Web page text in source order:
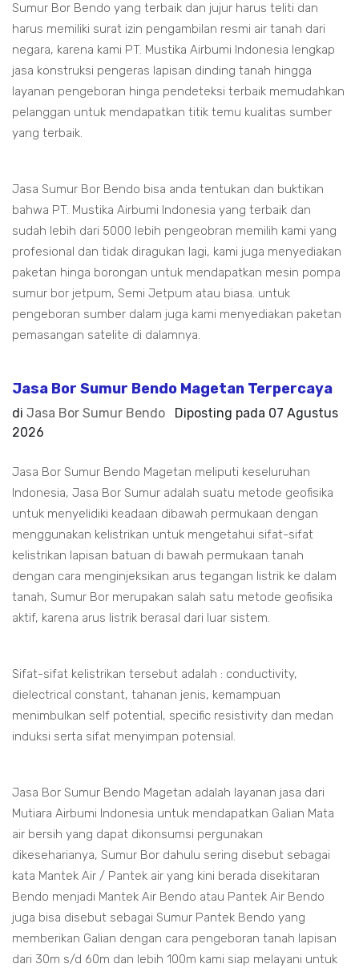
Sumur Bor Bendo yang terbaik dan jujur harus teliti dan
harus memiliki surat izin pengambilan resmi air tanah dari
negara, karena kami PT. Mustika Airbumi Indonesia lengkap
jasa konstruksi pengeras lapisan dinding tanah hingga
layanan pengeboran hinga pendeteksi terbaik memudahkan
pelanggan untuk mendapatkan titik temu kualitas sumber
yang terbaik.
Jasa Sumur Bor Bendo bisa anda tentukan dan buktikan
bahwa PT. Mustika Airbumi Indonesia yang terbaik dan
sudah lebih dari 5000 lebih pengeobran memilih kami yang
profesional dan tidak diragukan lagi, kami juga menyediakan
paketan hinga borongan untuk mendapatkan mesin pompa
sumur bor jetpum, Semi Jetpum atau biasa. untuk
pengeboran sumber dalam juga kami menyediakan paketan
pemasangan satelite di dalamnya.
Jasa Bor Sumur Bendo Magetan Terpercaya
di Jasa Bor Sumur Bendo Diposting pada 07 Agustus
2026
Jasa Bor Sumur Bendo Magetan meliputi keseluruhan
Indonesia, Jasa Bor Sumur adalah suatu metode geofisika
untuk menyelidiki keadaan dibawah permukaan dengan
menggunakan kelistrikan untuk mengetahui sifat-sifat
kelistrikan lapisan batuan di bawah permukaan tanah
dengan cara menginjeksikan arus tegangan listrik ke dalam
tanah, Sumur Bor merupakan salah satu metode geofisika
aktif, karena arus listrik berasal dari luar sistem.
Sifat-sifat kelistrikan tersebut adalah : conductivity,
dielectrical constant, tahanan jenis, kemampuan
menimbulkan self potential, specific resistivity dan medan
induksi serta sifat menyimpan potensial.
Jasa Bor Sumur Bendo Magetan adalah layanan jasa dari
Mutiara Airbumi Indonesia untuk mendapatkan Galian Mata
air bersih yang dapat dikonsumsi pergunakan
dikeseharianya, Sumur Bor dahulu sering disebut sebagai
kata Mantek Air / Pantek air yang kini berada disekitaran
Bendo menjadi Mantek Air Bendo atau Pantek Air Bendo
juga bisa disebut sebagai Sumur Pantek Bendo yang
memberikan Galian dengan cara pengeboran tanah lapisan
dari 30m s/d 60m dan lebih 100m kami siap melayani untuk